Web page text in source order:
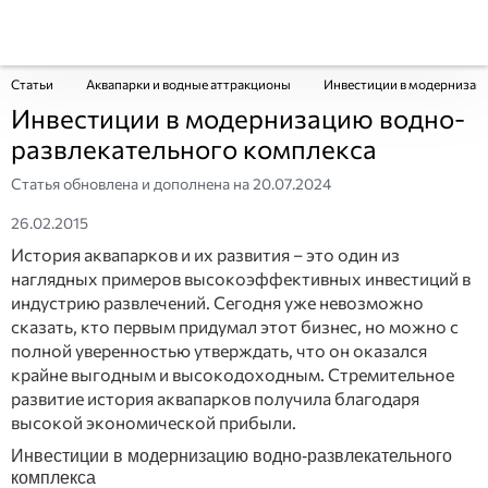
Статьи Аквапарки и водные аттракционы Инвестиции в
Инвестиции в модернизацию водно-
развлекательного комплекса
Статья обновлена и дополнена на20.07.2024
26.02.2015
История аквапарков и их развития – это один из
наглядных примеров высокоэффективных инвестиций в
индустрию развлечений. Сегодня уже невозможно
сказать, кто первым придумал этот бизнес, но можно с
полной уверенностью утверждать, что он оказался
крайне выгодным и высокодоходным. Стремительное
развитие история аквапарков получила благодаря
высокой экономической прибыли.
Инвестиции в модернизацию водно-развлекательного
комплекса